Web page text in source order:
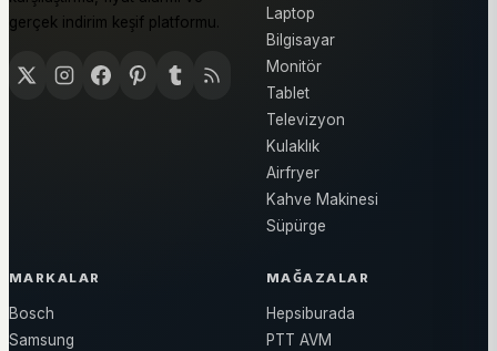
gerçek indirim keşif platformu.
Laptop
Bilgisayar
Monitör
Tablet
Televizyon
Kulaklık
Airfryer
Kahve Makinesi
Süpürge
MARKALAR
Bosch
Samsung
MAĞAZALAR
Hepsiburada
PTT AVM